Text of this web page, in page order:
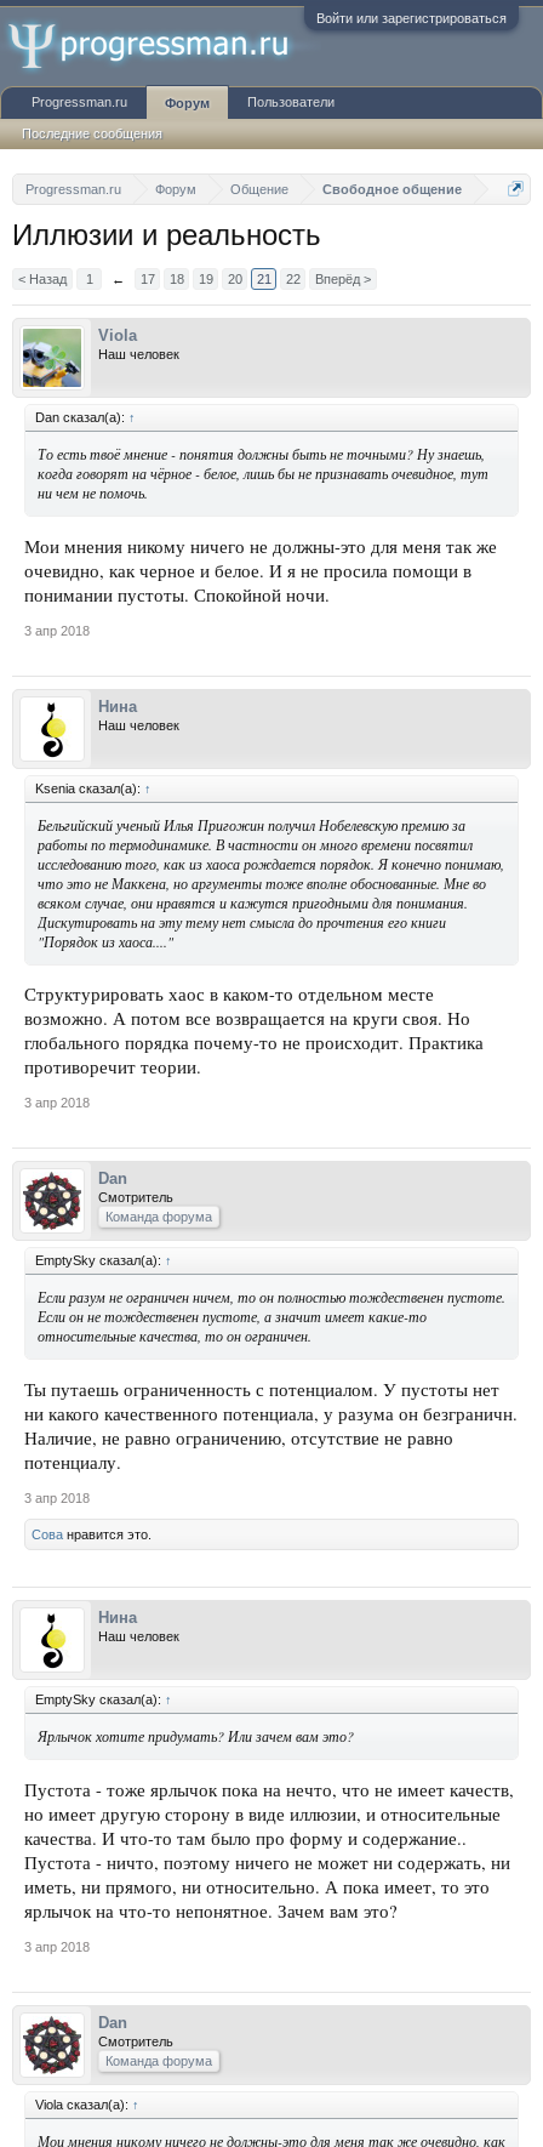
Войти или зарегистрироваться
Progressman.ru Форум Общение Свободное общение
Иллюзии и реальность
< Назад 1 ← 17 18 19 20 21 22 Вперёд >
Viola
Наш человек
Dan сказал(а): ↑
То есть твоё мнение - понятия должны быть не точными? Ну знаешь,
когда говорят на чёрное - белое, лишь бы не признавать очевидное, тут
ни чем не помочь.
Мои мнения никому ничего не должны-это для меня так же
очевидно, как черное и белое. И я не просила помощи в
понимании пустоты. Спокойной ночи.
3 апр 2018
Нина
Наш человек
Ksenia сказал(а): ↑
Бельгийский ученый Илья Пригожин получил Нобелевскую премию за
работы по термодинамике. В частности он много времени посвятил
исследованию того, как из хаоса рождается порядок. Я конечно понимаю,
что это не Маккена, но аргументы тоже вполне обоснованные. Мне во
всяком случае, они нравятся и кажутся пригодными для понимания.
Дискутировать на эту тему нет смысла до прочтения его книги
"Порядок из хаоса...."
Структурировать хаос в каком-то отдельном месте
возможно. А потом все возвращается на круги своя. Но
глобального порядка почему-то не происходит. Практика
противоречит теории.
3 апр 2018
Dan
Смотритель
Команда форума
EmptySky сказал(а): ↑
Если разум не ограничен ничем, то он полностью тождественен пустоте.
Если он не тождественен пустоте, а значит имеет какие-то
относительные качества, то он ограничен.
Ты путаешь ограниченность с потенциалом. У пустоты нет
ни какого качественного потенциала, у разума он безграничн.
Наличие, не равно ограничению, отсутствие не равно
потенциалу.
3 апр 2018
Сова нравится это.
Нина
Наш человек
EmptySky сказал(а): ↑
Ярлычок хотите придумать? Или зачем вам это?
Пустота - тоже ярлычок пока на нечто, что не имеет качеств,
но имеет другую сторону в виде иллюзии, и относительные
качества. И что-то там было про форму и содержание..
Пустота - ничто, поэтому ничего не может ни содержать, ни
иметь, ни прямого, ни относительно. А пока имеет, то это
ярлычок на что-то непонятное. Зачем вам это?
3 апр 2018
Dan
Смотритель
Команда форума
Viola сказал(а): ↑
Мои мнения никому ничего не должны-это для меня так же очевидно, как
Progressman.ru Форум
Последние сообщения
Пользователи